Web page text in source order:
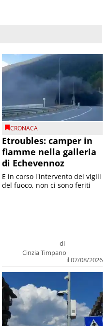
CRONACA
Etroubles: camper in
fiamme nella galleria
di Echevennoz
di
Cinzia Timpano
il 07/08/2026
E in corso l'intervento dei vigili
del fuoco, non ci sono feriti